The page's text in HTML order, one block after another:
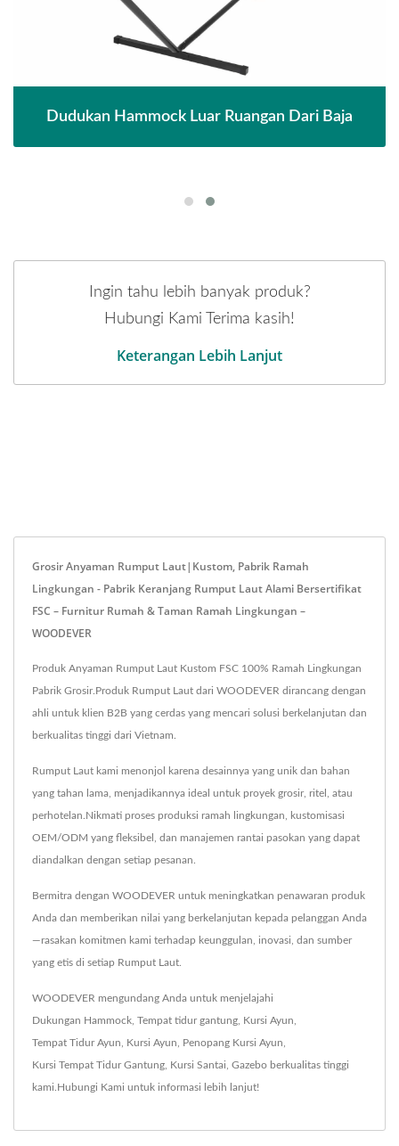
Dudukan Hammock Luar Ruangan Dari Baja
Ingin tahu lebih banyak produk?
Hubungi Kami Terima kasih!
Keterangan Lebih Lanjut
Grosir Anyaman Rumput Laut|Kustom, Pabrik Ramah
Lingkungan - Pabrik Keranjang Rumput Laut Alami Bersertifikat
FSC – Furnitur Rumah & Taman Ramah Lingkungan –
WOODEVER
Produk Anyaman Rumput Laut Kustom FSC 100% Ramah Lingkungan
Pabrik Grosir.Produk Rumput Laut dari WOODEVER dirancang dengan
ahli untuk klien B2B yang cerdas yang mencari solusi berkelanjutan dan
berkualitas tinggi dari Vietnam.
Rumput Laut kami menonjol karena desainnya yang unik dan bahan
yang tahan lama, menjadikannya ideal untuk proyek grosir, ritel, atau
perhotelan.Nikmati proses produksi ramah lingkungan, kustomisasi
OEM/ODM yang fleksibel, dan manajemen rantai pasokan yang dapat
diandalkan dengan setiap pesanan.
Bermitra dengan WOODEVER untuk meningkatkan penawaran produk
Anda dan memberikan nilai yang berkelanjutan kepada pelanggan Anda
—rasakan komitmen kami terhadap keunggulan, inovasi, dan sumber
yang etis di setiap Rumput Laut.
WOODEVER mengundang Anda untuk menjelajahi
Dukungan Hammock Tempat tidur gantung Kursi Ayun
Tempat Tidur Ayun Kursi Ayun Penopang Kursi Ayun
Kursi Tempat Tidur Gantung Kursi Santai Gazebo berkualitas tinggi
kami. Hubungi Kami untuk informasi lebih lanjut!